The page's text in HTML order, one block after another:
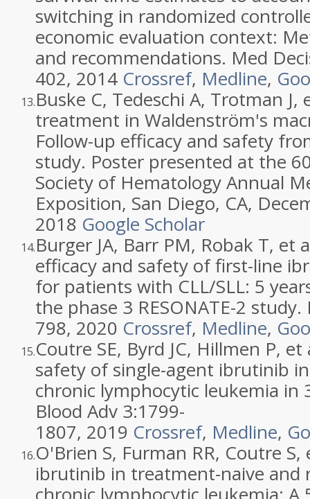
switching in randomized
economic evaluation context:
and recommendations. Med
402, 2014 Crossref, Medline,
13.Buske C, Tedeschi A, Trotman J,
treatment in Waldenström's
Follow-up efficacy and safety
study. Poster presented at the
Society of Hematology Annual
Exposition, San Diego, CA,
2018 Google Scholar
14.Burger JA, Barr PM, Robak T, et
efficacy and safety of first-line
for patients with CLL/SLL: 5
the phase 3 RESONATE-2 study.
798, 2020 Crossref, Medline,
15.Coutre SE, Byrd JC, Hillmen P, et
safety of single-agent ibrutinib
chronic lymphocytic leukemia in
Blood Adv 3:1799-
1807, 2019 Crossref, Medline,
16.O'Brien S, Furman RR, Coutre S,
ibrutinib in treatment-naive and